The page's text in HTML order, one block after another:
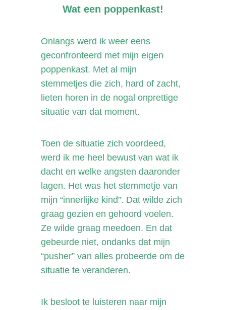
Wat een poppenkast!
Onlangs werd ik weer eens
geconfronteerd met mijn eigen
poppenkast. Met al mijn
stemmetjes die zich, hard of zacht,
lieten horen in de nogal onprettige
situatie van dat moment.
Toen de situatie zich voordeed,
werd ik me heel bewust van wat ik
dacht en welke angsten daaronder
lagen. Het was het stemmetje van
mijn “innerlijke kind”. Dat wilde zich
graag gezien en gehoord voelen.
Ze wilde graag meedoen. En dat
gebeurde niet, ondanks dat mijn
“pusher” van alles probeerde om de
situatie te veranderen.
Ik besloot te luisteren naar mijn